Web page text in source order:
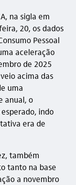
na sigla em
20, os dados
Pessoal
aceleração
de 2025
acima das
uma
anual, o
indo
era de
também
tanto na base
a novembro